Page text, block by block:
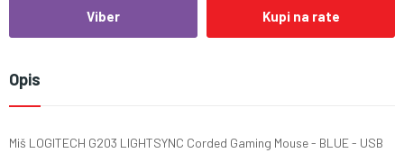
Viber Kupi na rate
Opis
Miš LOGITECH G203 LIGHTSYNC Corded Gaming Mouse - BLUE - USB